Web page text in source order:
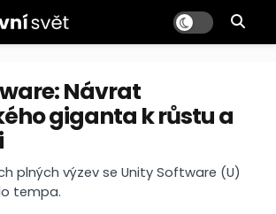
Návrat
giganta k růstu a
plných výzev se Unity Software (U)
tempa.